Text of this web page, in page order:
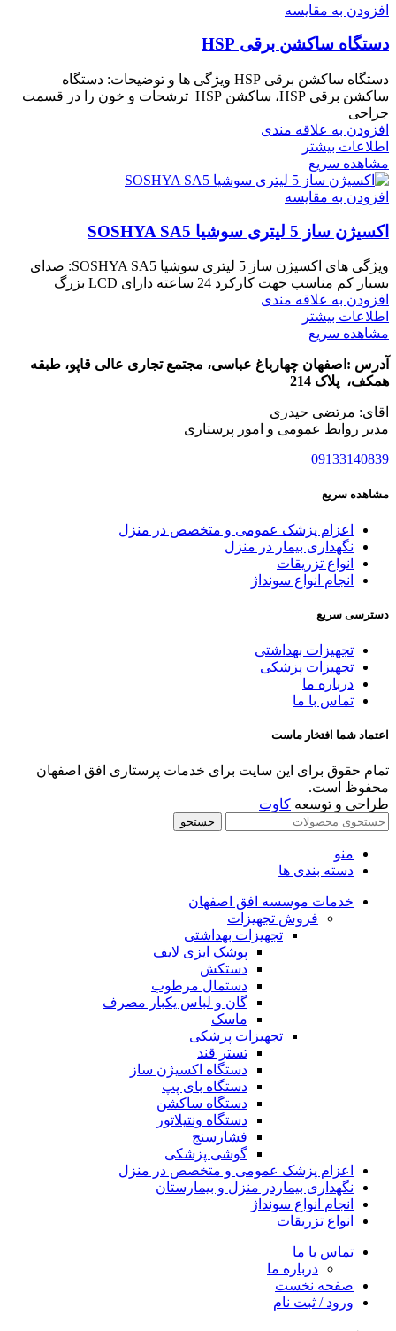
افزودن به مقایسه
دستگاه ساکشن برقی HSP
دستگاه ساکشن برقی HSP ویژگی ها و توضیحات: دستگاه
ساکشن برقی HSP، ساکشن HSP ترشحات و خون را در قسمت
جراحی
افزودن به علاقه مندی
اطلاعات بیشتر
مشاهده سریع
افزودن به مقایسه
اکسیژن ساز 5 لیتری سوشیا SOSHYA SA5
ویژگی های اکسیژن ساز 5 لیتری سوشیا SOSHYA SA5: صدای
بسیار کم مناسب جهت کارکرد 24 ساعته دارای LCD بزرگ
افزودن به علاقه مندی
اطلاعات بیشتر
مشاهده سریع
آدرس :اصفهان چهارباغ عباسی، مجتمع تجاری عالی قاپو، طبقه
همکف، پلاک 214
اقای: مرتضی حیدری
مدیر روابط عمومی و امور پرستاری
09133140839
مشاهده سریع
اعزام پزشک عمومی و متخصص در منزل
نگهداری بیمار در منزل
انواع تزریقات
انجام انواع سونداژ
دسترسی سریع
تجهیزات بهداشتی
تجهیزات پزشکی
درباره ما
تماس با ما
اعتماد شما افتخار ماست
تمام حقوق برای این سایت برای خدمات پرستاری افق اصفهان
محفوظ است.
طراحی و توسعه کاوت
جستجو
منو
دسته بندی ها
خدمات موسسه افق اصفهان
فروش تجهیزات
تجهیزات بهداشتی
پوشک ایزی لایف
دستکش
دستمال مرطوب
گان و لباس یکبار مصرف
ماسک
تجهیزات پزشکی
تستر قند
دستگاه اکسیژن ساز
دستگاه بای پپ
دستگاه ساکشن
دستگاه ونتیلاتور
فشارسنج
گوشی پزشکی
اعزام پزشک عمومی و متخصص در منزل
نگهداری بیماردر منزل و بیمارستان
انجام انواع سونداژ
انواع تزریقات
تماس با ما
درباره ما
صفحه نخست
ورود / ثبت نام